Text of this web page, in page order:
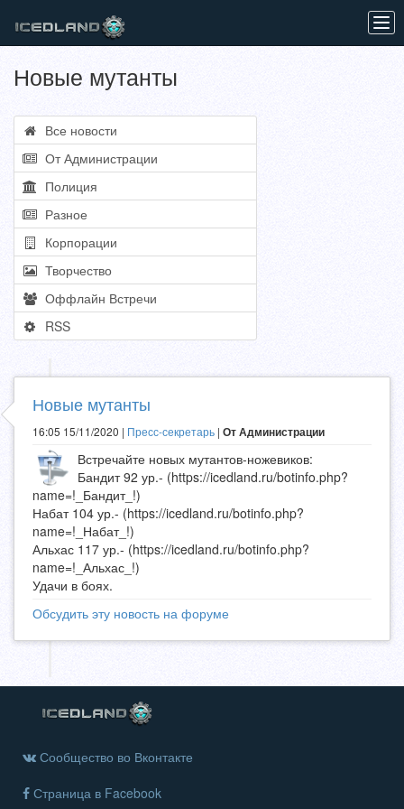
Новые мутанты
Все новости
От Администрации
Полиция
Разное
Корпорации
Творчество
Оффлайн Встречи
RSS
Новые мутанты
16:05 15/11/2020 | Пресс-секретарь | От Администрации
Встречайте новых мутантов-ножевиков:
Бандит 92 ур.- (https://icedland.ru/botinfo.php?
name=!_Бандит_!)
Набат 104 ур.- (https://icedland.ru/botinfo.php?
name=!_Набат_!)
Альхас 117 ур.- (https://icedland.ru/botinfo.php?
name=!_Альхас_!)
Удачи в боях.
Обсудить эту новость на форуме
Сообщество во Вконтакте
Страница в Facebook